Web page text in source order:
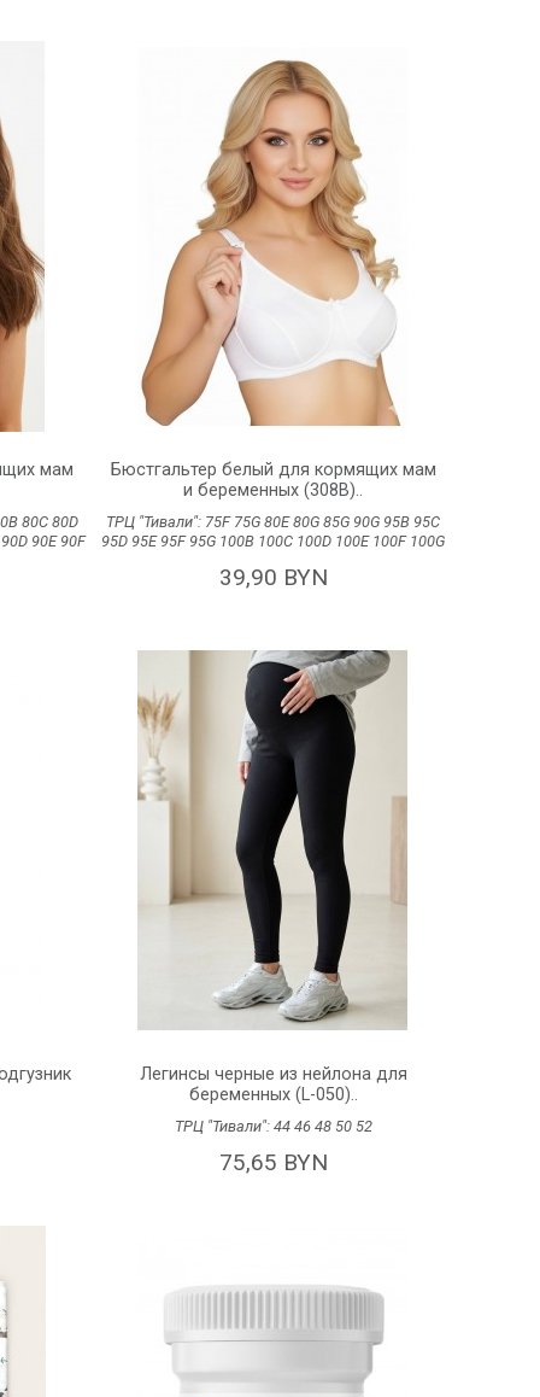
мам
80C 80D
90D 90Е 90F
Бюстгальтер белый для кормящих мам
и беременных (308В)..
ТРЦ "Тивали": 75F 75G 80E80G 85G 90G 95B 95C
95D 95E 95F 95G 100В 100С 100D 100E 100F 100G
39,90 BYN
Легинсы черные из нейлона для
беременных (L-050)..
ТРЦ "Тивали": 44 46 48 50 52
75,65 BYN